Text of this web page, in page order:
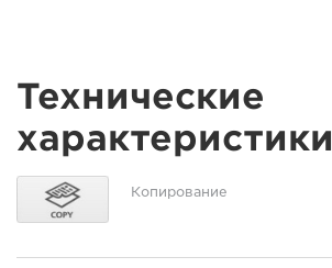
Технические
характеристики
Копирование